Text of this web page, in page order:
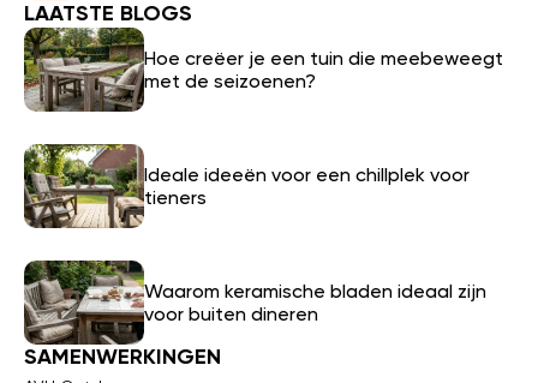
LAATSTE BLOGS
Hoe creëer je een tuin die meebeweegt
met de seizoenen?
Ideale ideeën voor een chillplek voor
tieners
Waarom keramische bladen ideaal zijn
voor buiten dineren
SAMENWERKINGEN